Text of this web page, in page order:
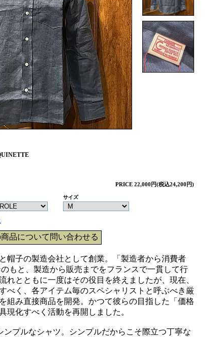
PRICE 22,000円(税込24,200円)
サイズ
商品について問い合わせる
帽子の製造会社として創業。「製造者から消費者
もと、製造から販売までをフランスで一貫して行
れとともに一度はその役目を終えましたが、現在、
べく、各アイテム毎のスペシャリストと呼ぶべき厳
組み直接商品を開発。かつて彼らの目指した「価格
現化すべく活動を再開しました。
ンプルなシャツ。シンプルだからこそ際立つ丁寧な